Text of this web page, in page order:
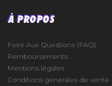
À PROPOS
Foire Aux Questions (FAQ)
Remboursements
Mentions légales
Conditions générales de vente